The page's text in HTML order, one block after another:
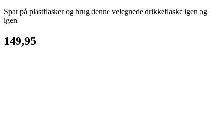
Spar på plastflasker og brug denne velegnede drikkeflaske igen og
igen
149,95